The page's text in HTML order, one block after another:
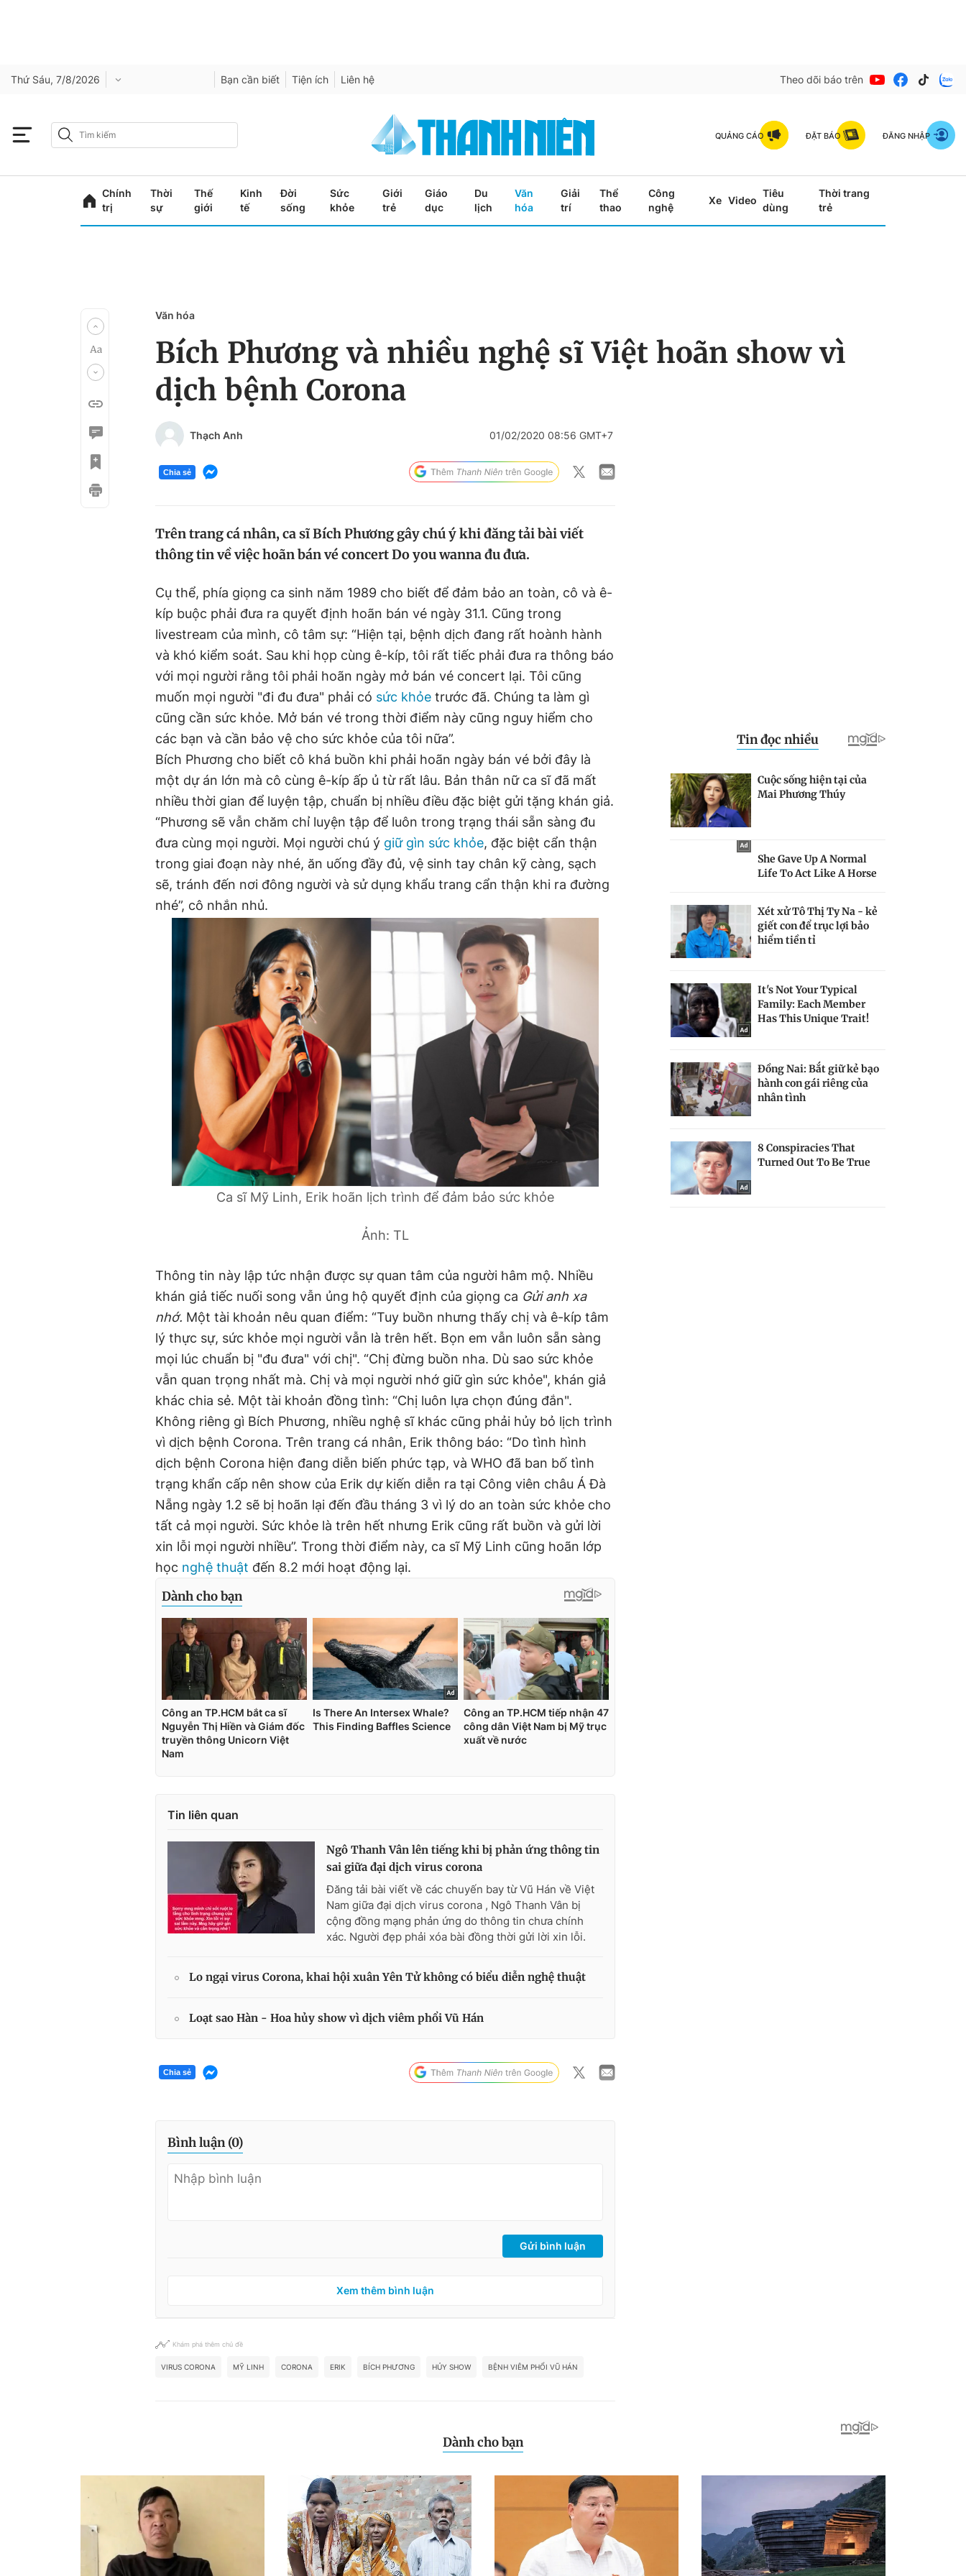
Thứ Sáu, 7/8/2026 Bạn cần biết Tiện ích Liên hệ Theo dõi báo trên
QUẢNG CÁO ĐẶT BÁO ĐĂNG NHẬP
Chính
trị
Thời
sự
Thế
giới
Kinh
tế
Đời
sống
Sức
khỏe
Giới
trẻ
Giáo
dục
Du
lịch
Văn
hóa
Giải
trí
Thể
thao
Công
nghệ
Xe Video
Tiêu
dùng
Thời trang
trẻ
Văn hóa
Bích Phương và nhiều nghệ sĩ Việt hoãn show vì
dịch bệnh Corona
Thạch Anh 01/02/2020 08:56 GMT+7
Chia sẻ
Trên trang cá nhân, ca sĩ Bích Phương gây chú ý khi đăng tải bài viết
thông tin về việc hoãn bán vé concert Do you wanna đu đưa.
Cụ thể, phía giọng ca sinh năm 1989 cho biết để đảm bảo an toàn, cô và ê-
kíp buộc phải đưa ra quyết định hoãn bán vé ngày 31.1. Cũng trong
livestream của mình, cô tâm sự: “Hiện tại, bệnh dịch đang rất hoành hành
và khó kiểm soát. Sau khi họp cùng ê-kíp, tôi rất tiếc phải đưa ra thông báo
với mọi người rằng tôi phải hoãn ngày mở bán vé concert lại. Tôi cũng
muốn mọi người "đi đu đưa" phải có sức khỏe trước đã. Chúng ta làm gì
cũng cần sức khỏe. Mở bán vé trong thời điểm này cũng nguy hiểm cho
các bạn và cần bảo vệ cho sức khỏe của tôi nữa”.
Bích Phương cho biết cô khá buồn khi phải hoãn ngày bán vé bởi đây là
một dự án lớn mà cô cùng ê-kíp ấp ủ từ rất lâu. Bản thân nữ ca sĩ đã mất
nhiều thời gian để luyện tập, chuẩn bị nhiều điều đặc biệt gửi tặng khán giả.
“Phương sẽ vẫn chăm chỉ luyện tập để luôn trong trạng thái sẵn sàng đu
đưa cùng mọi người. Mọi người chú ý giữ gìn sức khỏe, đặc biệt cẩn thận
trong giai đoạn này nhé, ăn uống đầy đủ, vệ sinh tay chân kỹ càng, sạch
sẽ, tránh đến nơi đông người và sử dụng khẩu trang cẩn thận khi ra đường
nhé”, cô nhắn nhủ.
Ca sĩ Mỹ Linh, Erik hoãn lịch trình để đảm bảo sức khỏe
Ảnh: TL
Thông tin này lập tức nhận được sự quan tâm của người hâm mộ. Nhiều
khán giả tiếc nuối song vẫn ủng hộ quyết định của giọng ca Gửi anh xa
nhớ. Một tài khoản nêu quan điểm: “Tuy buồn nhưng thấy chị và ê-kíp tâm
lý thực sự, sức khỏe mọi người vẫn là trên hết. Bọn em vẫn luôn sẵn sàng
mọi lúc chuẩn bị "đu đưa" với chị". “Chị đừng buồn nha. Dù sao sức khỏe
vẫn quan trọng nhất mà. Chị và mọi người nhớ giữ gìn sức khỏe", khán giả
khác chia sẻ. Một tài khoản đồng tình: “Chị luôn lựa chọn đúng đắn".
Không riêng gì Bích Phương, nhiều nghệ sĩ khác cũng phải hủy bỏ lịch trình
vì dịch bệnh Corona. Trên trang cá nhân, Erik thông báo: “Do tình hình
dịch bệnh Corona hiện đang diễn biến phức tạp, và WHO đã ban bố tình
trạng khẩn cấp nên show của Erik dự kiến diễn ra tại Công viên châu Á Đà
Nẵng ngày 1.2 sẽ bị hoãn lại đến đầu tháng 3 vì lý do an toàn sức khỏe cho
tất cả mọi người. Sức khỏe là trên hết nhưng Erik cũng rất buồn và gửi lời
xin lỗi mọi người nhiều”. Trong thời điểm này, ca sĩ Mỹ Linh cũng hoãn lớp
học nghệ thuật đến 8.2 mới hoạt động lại.
Tin liên quan
Ngô Thanh Vân lên tiếng khi bị phản ứng thông tin
sai giữa đại dịch virus corona
Đăng tải bài viết về các chuyến bay từ Vũ Hán về Việt
Nam giữa đại dịch virus corona , Ngô Thanh Vân bị
cộng đồng mạng phản ứng do thông tin chưa chính
xác. Người đẹp phải xóa bài đồng thời gửi lời xin lỗi.
Lo ngại virus Corona, khai hội xuân Yên Tử không có biểu diễn nghệ thuật
Loạt sao Hàn - Hoa hủy show vì dịch viêm phổi Vũ Hán
Chia sẻ
Bình luận (0)
Gửi bình luận
Xem thêm bình luận
Khám phá thêm chủ đề
VIRUS CORONA MỸ LINH CORONA ERIK BÍCH PHƯƠNG HỦY SHOW BỆNH VIÊM PHỔI VŨ HÁN